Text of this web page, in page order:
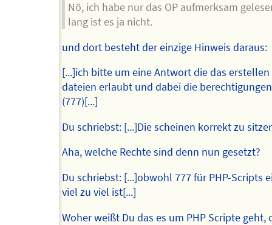
Nö, ich habe nur das OP aufmerksam
lang ist es ja nicht.
und dort besteht der einzige Hinweis daraus:
[...]ich bitte um eine Antwort die das
dateien erlaubt und dabei die
(777)[...]
Du schriebst: [...]Die scheinen korrekt zu
Aha, welche Rechte sind denn nun gesetzt?
Du schriebst: [...]obwohl 777 für PHP-Scripts
viel zu viel ist[...]
Woher weißt Du das es um PHP Scripte geht,